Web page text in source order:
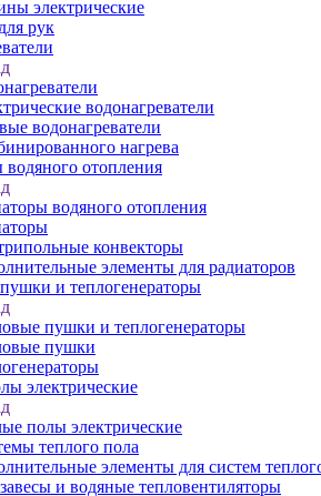
электрические
рук
водонагреватели
водонагреватели
нагрева
водяного отопления
водяного отопления
конвекторы
элементы для радиаторов
и теплогенераторы
пушки и теплогенераторы
пушки
электрические
полы электрические
теплого пола
элементы для систем
и водяные тепловентиляторы